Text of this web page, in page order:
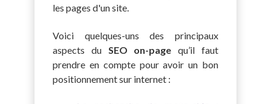
les pages d'un site.
Voici quelques-uns des principaux
aspects du SEO on-pagequ’il faut
prendre en compte pour avoir un bon
positionnement sur internet :